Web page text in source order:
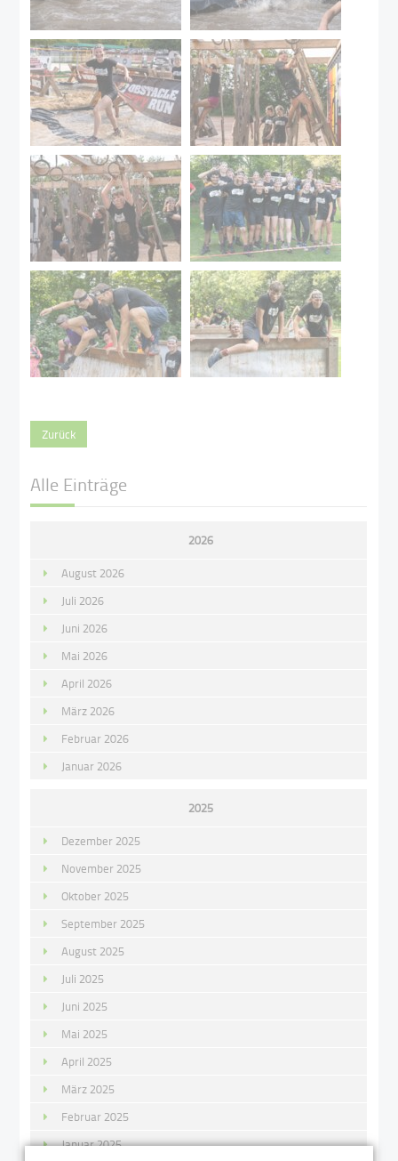
Zurück
Alle Einträge
2026
August 2026
Juli 2026
Juni 2026
Mai 2026
April 2026
März 2026
Februar 2026
Januar 2026
2025
Dezember 2025
November 2025
Oktober 2025
September 2025
August 2025
Juli 2025
Juni 2025
Mai 2025
April 2025
März 2025
Februar 2025
Januar 2025